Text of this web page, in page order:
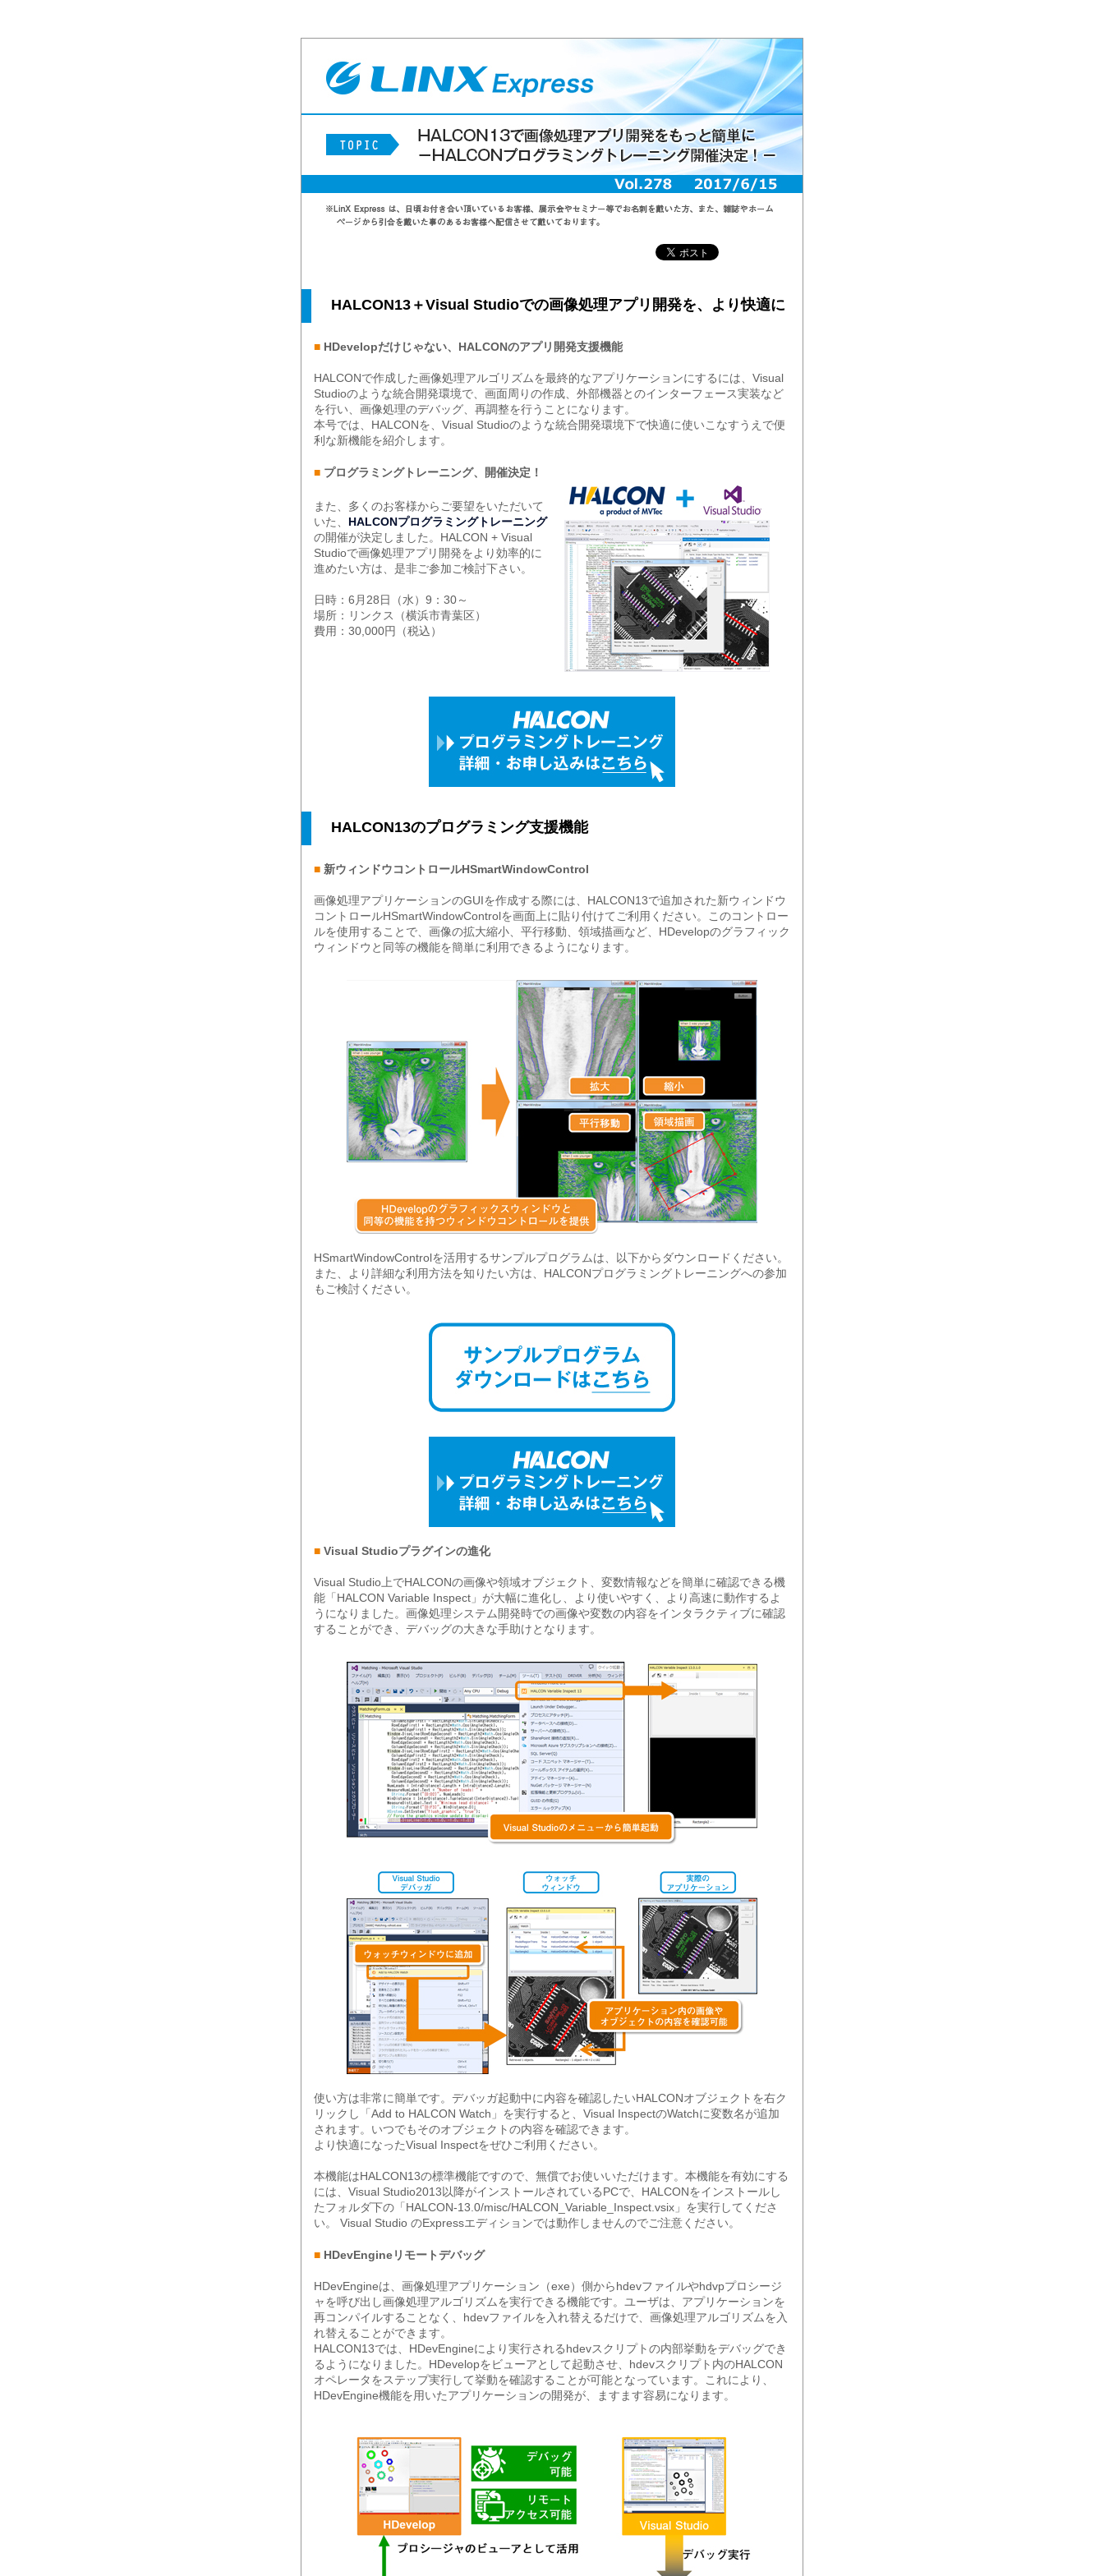
HALCON13＋Visual Studioでの画像処理アプリ開発を、より快適に
■ HDevelopだけじゃない、HALCONのアプリ開発支援機能
HALCONで作成した画像処理アルゴリズムを最終的なアプリケーションにするには、Visual
Studioのような統合開発環境で、画面周りの作成、外部機器とのインターフェース実装など
を行い、画像処理のデバッグ、再調整を行うことになります。
本号では、HALCONを、Visual Studioのような統合開発環境下で快適に使いこなすうえで便
利な新機能を紹介します。
■ プログラミングトレーニング、開催決定！
また、多くのお客様からご要望をいただいて
いた、 HALCONプログラミングトレーニング
の開催が決定しました。HALCON + Visual
Studioで画像処理アプリ開発をより効率的に
進めたい方は、是非ご参加ご検討下さい。
日時：6月28日（水）9：30～
場所：リンクス（横浜市青葉区）
費用：30,000円（税込）
HALCON13のプログラミング支援機能
■ 新ウィンドウコントロールHSmartWindowControl
画像処理アプリケーションのGUIを作成する際には、HALCON13で追加された新ウィンドウ
コントロールHSmartWindowControlを画面上に貼り付けてご利用ください。このコントロー
ルを使用することで、画像の拡大縮小、平行移動、領域描画など、HDevelopのグラフィック
ウィンドウと同等の機能を簡単に利用できるようになります。
HSmartWindowControlを活用するサンプルプログラムは、以下からダウンロードください。
また、より詳細な利用方法を知りたい方は、HALCONプログラミングトレーニングへの参加
もご検討ください。
■ Visual Studioプラグインの進化
Visual Studio上でHALCONの画像や領域オブジェクト、変数情報などを簡単に確認できる機
能「HALCON Variable Inspect」が大幅に進化し、より使いやすく、より高速に動作するよ
うになりました。画像処理システム開発時での画像や変数の内容をインタラクティブに確認
することができ、デバッグの大きな手助けとなります。
使い方は非常に簡単です。デバッガ起動中に内容を確認したいHALCONオブジェクトを右ク
リックし「Add to HALCON Watch」を実行すると、Visual InspectのWatchに変数名が追加
されます。いつでもそのオブジェクトの内容を確認できます。
より快適になったVisual Inspectをぜひご利用ください。
本機能はHALCON13の標準機能ですので、無償でお使いいただけます。本機能を有効にする
には、Visual Studio2013以降がインストールされているPCで、HALCONをインストールし
たフォルダ下の「HALCON-13.0/misc/HALCON_Variable_Inspect.vsix」を実行してくださ
い。 Visual Studio のExpressエディションでは動作しませんのでご注意ください。
■ HDevEngineリモートデバッグ
HDevEngineは、画像処理アプリケーション（exe）側からhdevファイルやhdvpプロシージ
ャを呼び出し画像処理アルゴリズムを実行できる機能です。ユーザは、アプリケーションを
再コンパイルすることなく、hdevファイルを入れ替えるだけで、画像処理アルゴリズムを入
れ替えることができます。
HALCON13では、HDevEngineにより実行されるhdevスクリプトの内部挙動をデバッグでき
るようになりました。HDevelopをビューアとして起動させ、hdevスクリプト内のHALCON
オペレータをステップ実行して挙動を確認することが可能となっています。これにより、
HDevEngine機能を用いたアプリケーションの開発が、ますます容易になります。